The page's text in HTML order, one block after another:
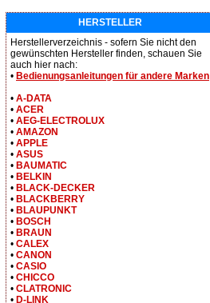
HERSTELLER
Herstellerverzeichnis - sofern Sie nicht den
gewünschten Hersteller finden, schauen Sie
auch hier nach:
• Bedienungsanleitungen für andere Marken
• A-DATA
• ACER
• AEG-ELECTROLUX
• AMAZON
• APPLE
• ASUS
• BAUMATIC
• BELKIN
• BLACK-DECKER
• BLACKBERRY
• BLAUPUNKT
• BOSCH
• BRAUN
• CALEX
• CANON
• CASIO
• CHICCO
• CLATRONIC
• D-LINK